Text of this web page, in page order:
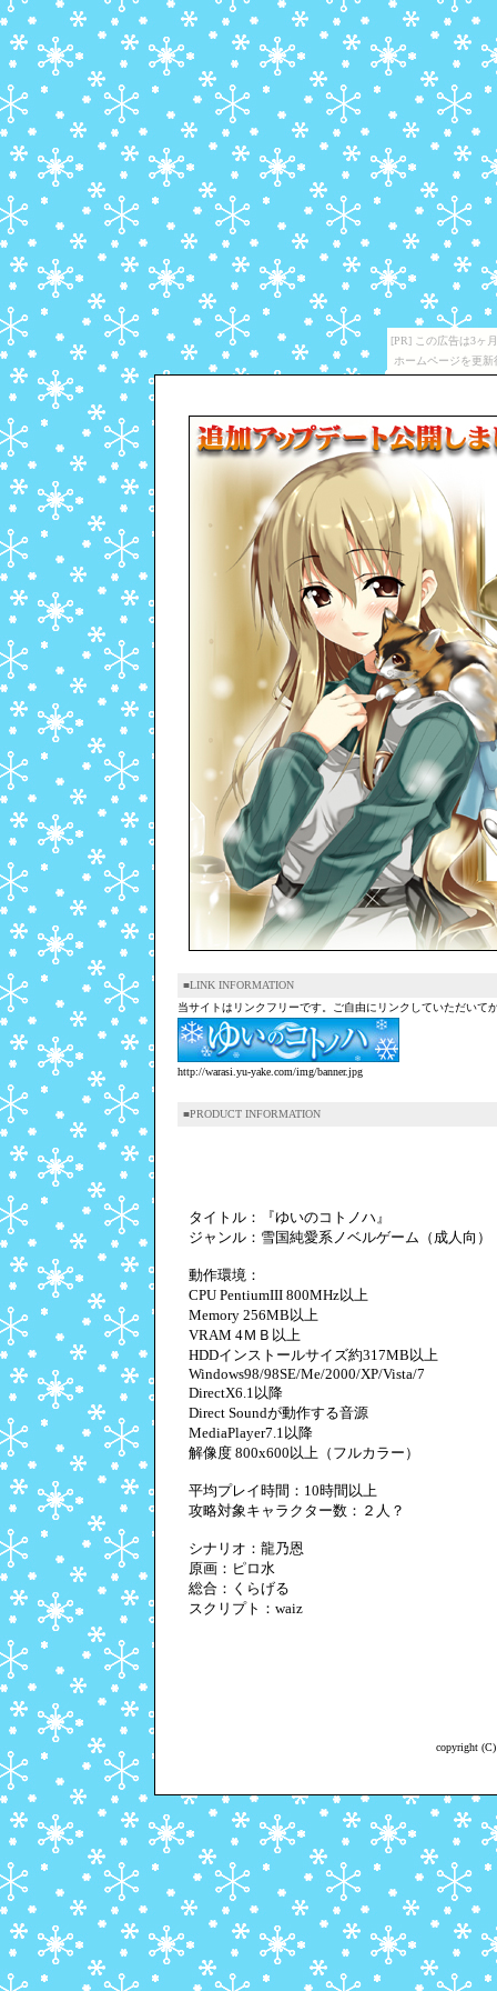
[PR] この広告は3ヶ
ホームページを更
■LINK INFORMATION
当サイトはリンクフリーです。ご自由にリンクしていただいて
http://warasi.yu-yake.com/img/banner.jpg
■PRODUCT INFORMATION
タイトル：『ゆいのコトノハ』
ジャンル：雪国純愛系ノベルゲーム（成人向）
動作環境：
CPU PentiumIII 800MHz以上
Memory 256MB以上
VRAM 4ＭＢ以上
HDDインストールサイズ約317MB以上
Windows98/98SE/Me/2000/XP/Vista/7
DirectX6.1以降
Direct Soundが動作する音源
MediaPlayer7.1以降
解像度 800x600以上（フルカラー）
平均プレイ時間：10時間以上
攻略対象キャラクター数：２人？
シナリオ：龍乃恩
原画：ピロ水
総合：くらげる
スクリプト：waiz
copyright